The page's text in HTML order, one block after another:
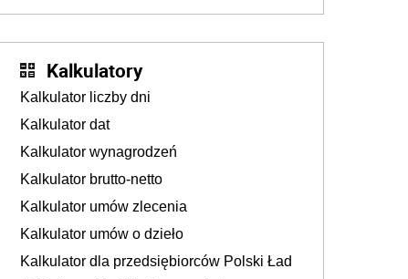
Kalkulatory
Kalkulator liczby dni
Kalkulator dat
Kalkulator wynagrodzeń
Kalkulator brutto-netto
Kalkulator umów zlecenia
Kalkulator umów o dzieło
Kalkulator dla przedsiębiorców Polski Ład